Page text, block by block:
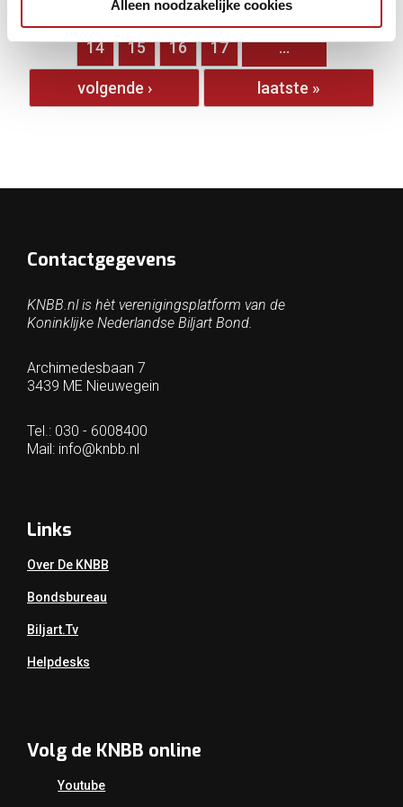
Alleen noodzakelijke cookies
9 10 11 12
14 15 16 17 …
volgende › laatste »
Contactgegevens
KNBB.nl is hèt verenigingsplatform van de
Koninklijke Nederlandse Biljart Bond.
Archimedesbaan 7
3439 ME Nieuwegein
Tel.: 030 - 6008400
Mail: info@knbb.nl
Links
Over De KNBB
Bondsbureau
Biljart.tv
Helpdesks
Volg de KNBB online
Youtube